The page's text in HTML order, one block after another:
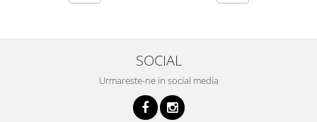
SOCIAL
Urmareste-ne in social media